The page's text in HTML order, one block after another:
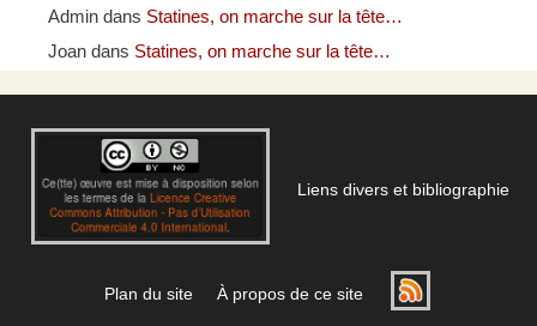
Admin dans Statines, on marche sur la tête…
Joan dans Statines, on marche sur la tête…
Liens divers et bibliographie
Plan du site À propos de ce site